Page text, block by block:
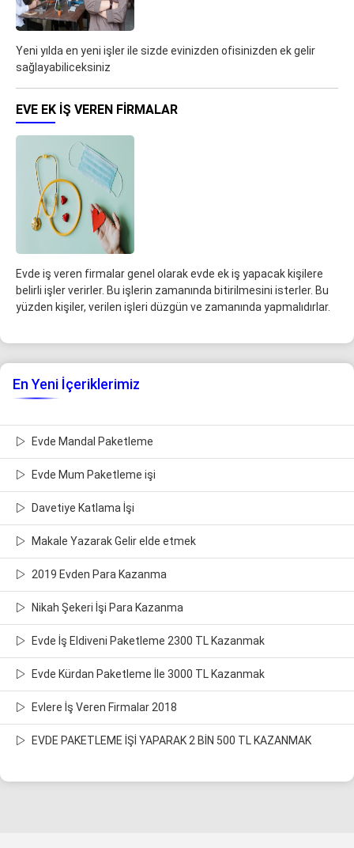
Yeni yılda en yeni işler ile sizde evinizden ofisinizden ek gelir
sağlayabiliceksiniz
EVE EK IŞ VEREN FIRMALAR
Evde iş veren firmalar genel olarak evde ek iş yapacak kişilere
belirli işler verirler. Bu işlerin zamanında bitirilmesini isterler. Bu
yüzden kişiler, verilen işleri düzgün ve zamanında yapmalıdırlar.
En Yeni İçeriklerimiz
Evde Mandal Paketleme
Evde Mum Paketleme işi
Davetiye Katlama İşi
Makale Yazarak Gelir elde etmek
2019 Evden Para Kazanma
Nikah Şekeri İşi Para Kazanma
Evde İş Eldiveni Paketleme 2300 TL Kazanmak
Evde Kürdan Paketleme İle 3000 TL Kazanmak
Evlere İş Veren Firmalar 2018
EVDE PAKETLEME İŞİ YAPARAK 2 BİN 500 TL KAZANMAK